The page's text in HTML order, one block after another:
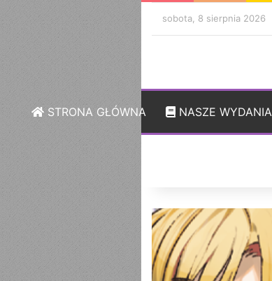
sobota, 8 sierpnia 2026
STRONA GŁÓWNA NASZE WYDANIA